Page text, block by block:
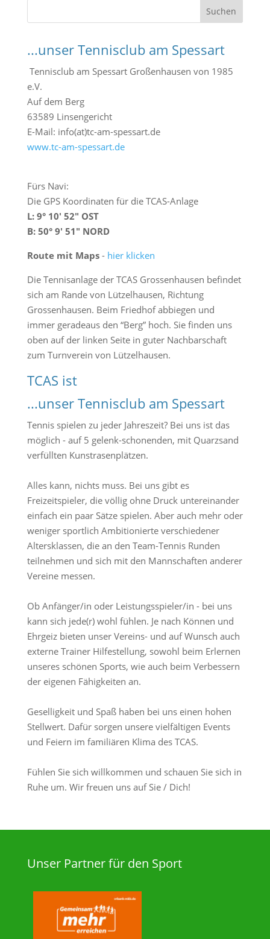
u
h
e
Suchen
...unser Tennisclub am Spessart
Tennisclub am Spessart Großenhausen von 1985
e.V.
Auf dem Berg
63589 Linsengericht
E-Mail: info(at)tc-am-spessart.de
www.tc-am-spessart.de
Fürs Navi:
Die GPS Koordinaten für die TCAS-Anlage
L: 9° 10′ 52″ OST
B: 50° 9′ 51″ NORD
Route mit Maps- hier klicken
Die Tennisanlage der TCAS Grossenhausen befindet
sich am Rande von Lützelhausen, Richtung
Grossenhausen. Beim Friedhof abbiegen und
immer geradeaus den “Berg” hoch. Sie finden uns
oben auf der linken Seite in guter Nachbarschaft
zum Turnverein von Lützelhausen.
TCAS ist
...unser Tennisclub am Spessart
Tennis spielen zu jeder Jahreszeit? Bei uns ist das
möglich - auf 5 gelenk-schonenden, mit Quarzsand
verfüllten Kunstrasenplätzen.
Alles kann, nichts muss. Bei uns gibt es
Freizeitspieler, die völlig ohne Druck untereinander
einfach ein paar Sätze spielen. Aber auch mehr oder
weniger sportlich Ambitionierte verschiedener
Altersklassen, die an den Team-Tennis Runden
teilnehmen und sich mit den Mannschaften anderer
Vereine messen.
Ob Anfänger/in oder Leistungsspieler/in - bei uns
kann sich jede(r) wohl fühlen. Je nach Können und
Ehrgeiz bieten unser Vereins- und auf Wunsch auch
externe Trainer Hilfestellung, sowohl beim Erlernen
unseres schönen Sports, wie auch beim Verbessern
der eigenen Fähigkeiten an.
Geselligkeit und Spaß haben bei uns einen hohen
Stellwert. Dafür sorgen unsere vielfältigen Events
und Feiern im familiären Klima des TCAS.
Fühlen Sie sich willkommen und schauen Sie sich in
Ruhe um. Wir freuen uns auf Sie / Dich!
Unser Partner für den Sport